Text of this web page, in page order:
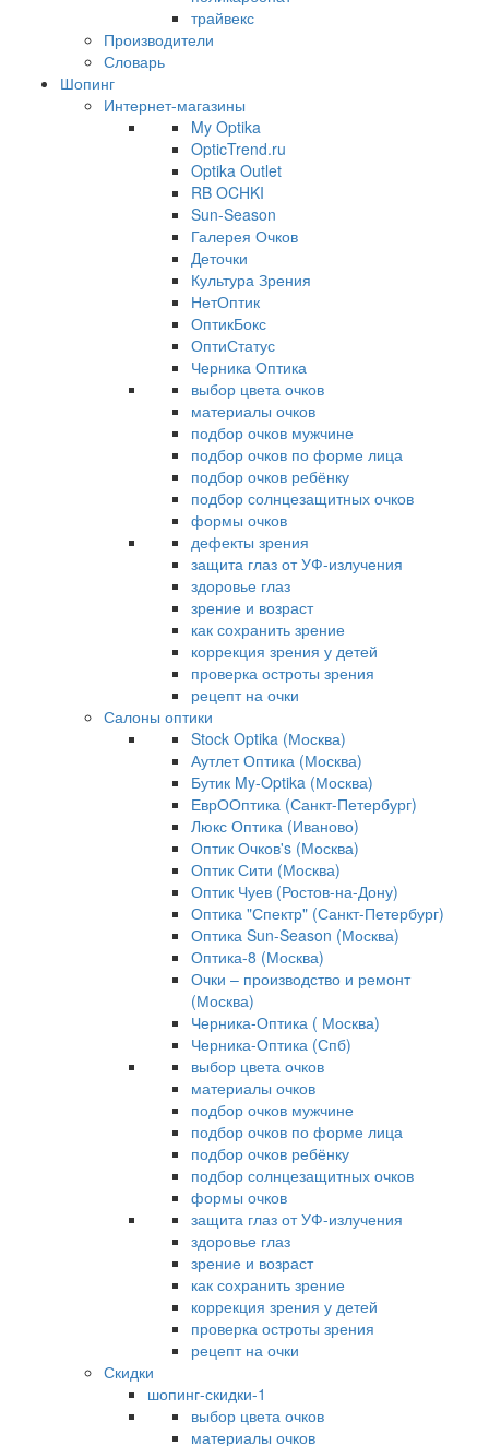
трайвекс
Производители
Словарь
Шопинг
Интернет-магазины
My Optika
OpticTrend.ru
Optika Outlet
RB OCHKI
Sun-Season
Галерея Очков
Деточки
Культура Зрения
НетОптик
ОптикБокс
ОптиСтатус
Черника Оптика
выбор цвета очков
материалы очков
подбор очков мужчине
подбор очков по форме лица
подбор очков ребёнку
подбор солнцезащитных очков
формы очков
дефекты зрения
защита глаз от УФ-излучения
здоровье глаз
зрение и возраст
как сохранить зрение
коррекция зрения у детей
проверка остроты зрения
рецепт на очки
Салоны оптики
Stock Optika (Москва)
Аутлет Оптика (Москва)
Бутик My-Optika (Москва)
ЕврООптика (Санкт-Петербург)
Люкс Оптика (Иваново)
Оптик Очков's (Москва)
Оптик Сити (Москва)
Оптик Чуев (Ростов-на-Дону)
Оптика "Спектр" (Санкт-Петербург)
Оптика Sun-Season (Москва)
Оптика-8 (Москва)
Очки – производство и ремонт
(Москва)
Черника-Оптика ( Москва)
Черника-Оптика (Спб)
выбор цвета очков
материалы очков
подбор очков мужчине
подбор очков по форме лица
подбор очков ребёнку
подбор солнцезащитных очков
формы очков
защита глаз от УФ-излучения
здоровье глаз
зрение и возраст
как сохранить зрение
коррекция зрения у детей
проверка остроты зрения
рецепт на очки
Скидки
шопинг-скидки-1
выбор цвета очков
материалы очков